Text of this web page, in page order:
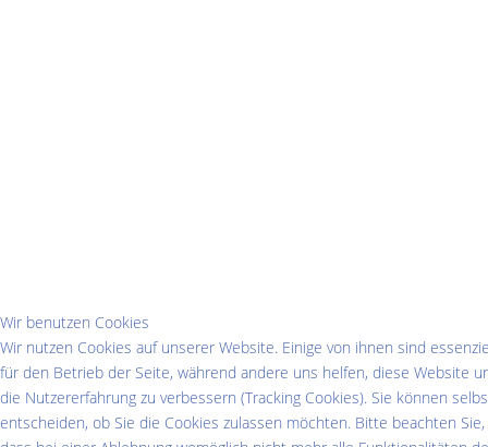
Kopierer,MFP,MFC,Kopiersysteme,Kopiergeräte,Nadeldrucker,
Barcoddrucker,Etikettendrucker,Printer,24,Brother,Epson,
Wir benutzen Cookies
Wir nutzen Cookies auf unserer Website. Einige von ihnen sind
für den Betrieb der Seite, während andere uns helfen, diese Website
die Nutzererfahrung zu verbessern (Tracking Cookies). Sie können
entscheiden, ob Sie die Cookies zulassen möchten. Bitte beachten Sie,